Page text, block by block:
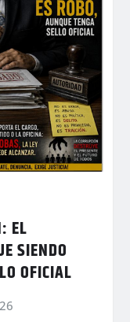
EL
SIENDO
OFICIAL